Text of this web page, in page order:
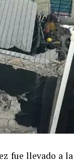
fue llevado a